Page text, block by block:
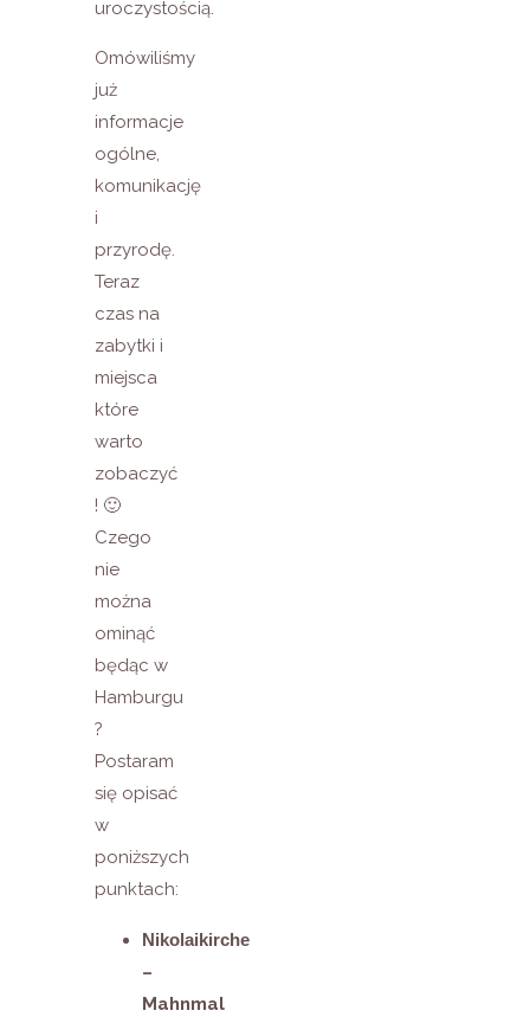
uroczystością.
Omówiliśmy
już
informacje
ogólne,
komunikację
i
przyrodę.
Teraz
czas na
zabytki i
miejsca
które
warto
zobaczyć
! 🙂
Czego
nie
można
ominąć
będąc w
Hamburgu
?
Postaram
się opisać
w
poniższych
punktach:
Nikolaikirche
–
Mahnmal